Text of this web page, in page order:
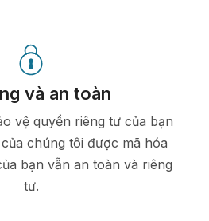
và an toàn
vệ quyền riêng tư của bạn
chúng tôi được mã hóa
bạn vẫn an toàn và riêng
tư.